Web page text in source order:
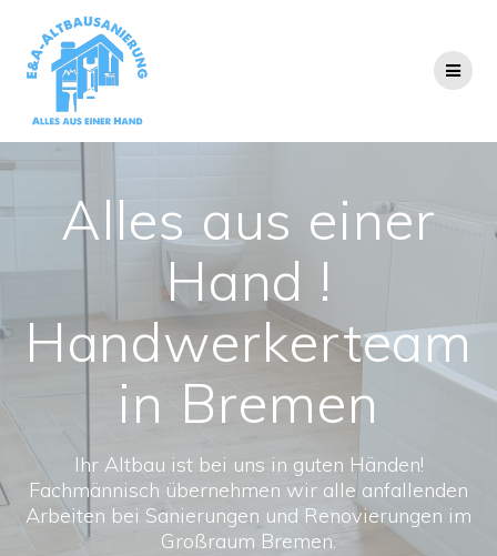
Alles aus einer
Hand !
Handwerkerteam
in Bremen
Ihr Altbau ist bei uns in guten Händen!
Fachmännisch übernehmen wir alle anfallenden
Arbeiten bei Sanierungen und Renovierungen im
Großraum Bremen.